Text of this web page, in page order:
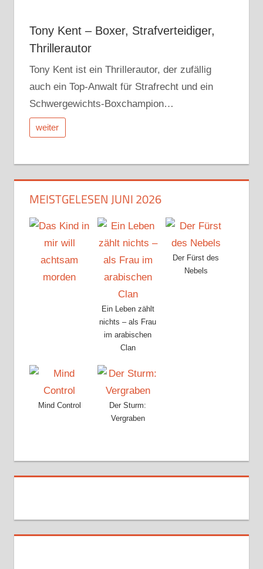
Tony Kent – Boxer, Strafverteidiger,
Thrillerautor
Tony Kent ist ein Thrillerautor, der zufällig
auch ein Top-Anwalt für Strafrecht und ein
Schwergewichts-Boxchampion…
weiter
MEISTGELESEN JUNI 2026
Ein Leben zählt
nichts – als Frau
im arabischen
Clan
Der Fürst des
Nebels
Mind Control
Der Sturm:
Vergraben